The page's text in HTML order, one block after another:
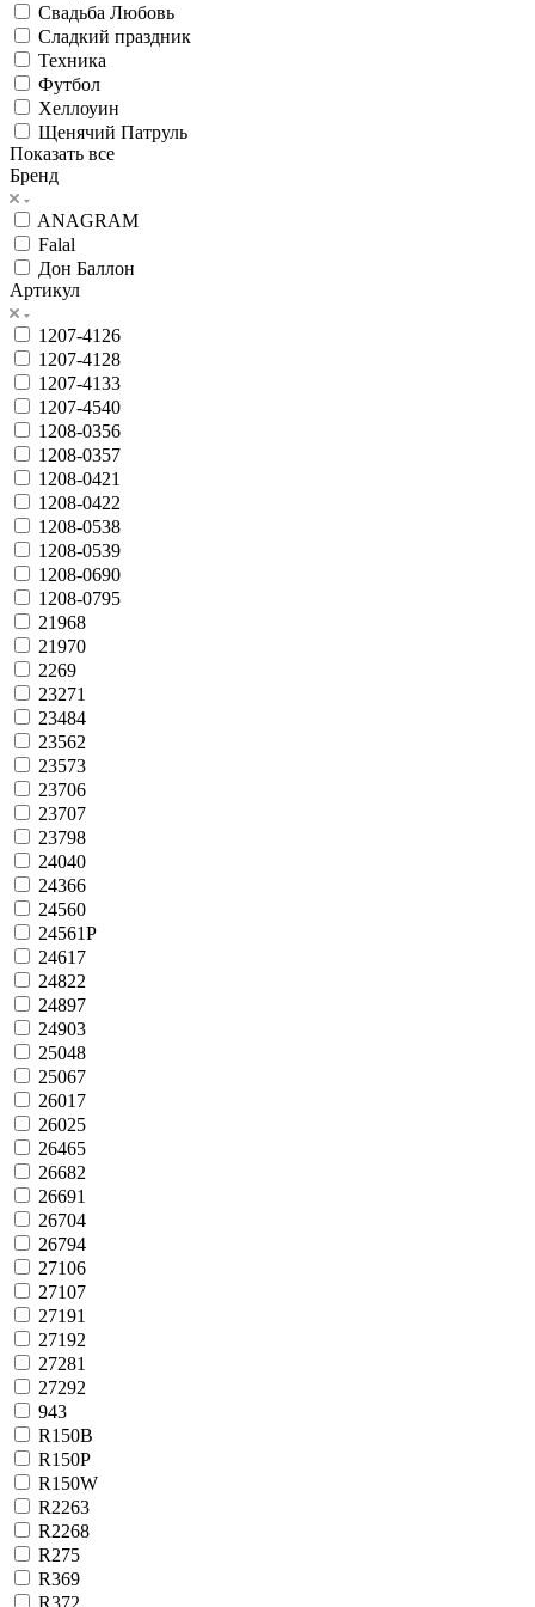
Свадьба Любовь
Сладкий праздник
Техника
Футбол
Хеллоуин
Щенячий Патруль
Показать все
Бренд
ANAGRAM
Falal
Дон Баллон
Артикул
1207-4126
1207-4128
1207-4133
1207-4540
1208-0356
1208-0357
1208-0421
1208-0422
1208-0538
1208-0539
1208-0690
1208-0795
21968
21970
2269
23271
23484
23562
23573
23706
23707
23798
24040
24366
24560
24561P
24617
24822
24897
24903
25048
25067
26017
26025
26465
26682
26691
26704
26794
27106
27107
27191
27192
27281
27292
943
R150B
R150P
R150W
R2263
R2268
R275
R369
R372